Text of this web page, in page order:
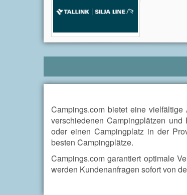
Campings.com bietet eine
verschiedenen Campingplätzen
oder einen Campingplatz in der
besten Campingplätze.
Campings.com garantiert optimale
werden Kundenanfragen sofort von